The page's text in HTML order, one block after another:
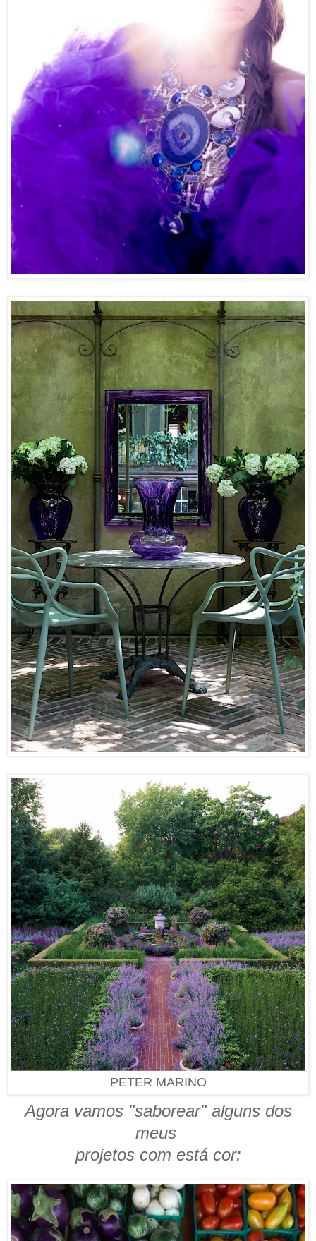
PETER MARINO
Agora vamos "saborear" alguns dos
meus
projetos com está cor: